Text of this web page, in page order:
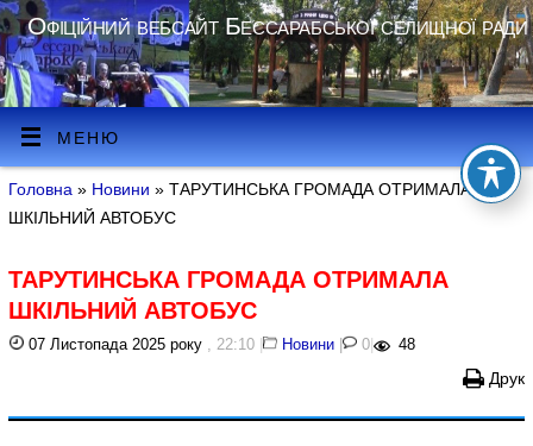
Офіційний вебсайт Бессарабської селищної ради
МЕНЮ
Головна » Новини » ТАРУТИНСЬКА ГРОМАДА ОТРИМАЛА
ШКІЛЬНИЙ АВТОБУС
ТАРУТИНСЬКА ГРОМАДА ОТРИМАЛА
ШКІЛЬНИЙ АВТОБУС
07 Листопада 2025 року , 22:10 | Новини | 0 | 48
Друк